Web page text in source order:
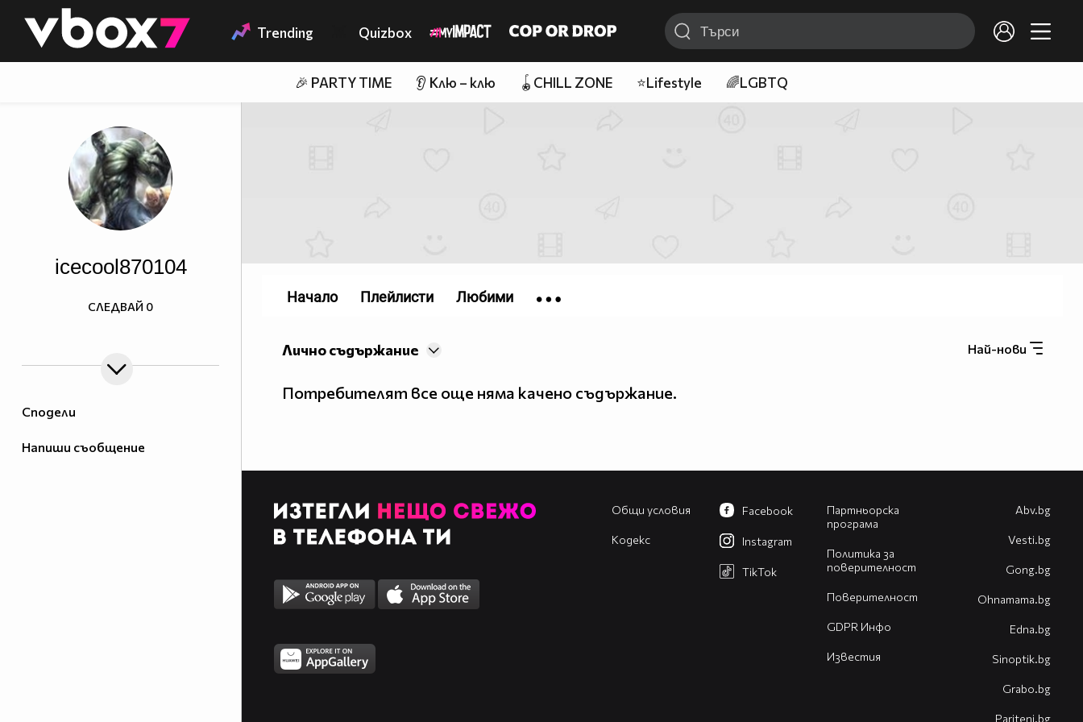
👾 Trending Quizbox
🎉 PARTY TIME 👂 Клю – клю 🪀CHILL ZONE ⭐Lifestyle 🌈LGBTQ
Сподели
Напиши съобщение
icecool870104
СЛЕДВАЙ 0
Най-нови
Лично съдържание
Потребителят все още няма качено съдържание.
Начало Плейлисти Любими
Общи условия
Кодекс
Партньорска
програма
Политика за
поверителност
Поверителност
GDPR Инфо
Известия
Facebook
Instagram
TikTok
Abv.bg
Vesti.bg
Gong.bg
Оhnamama.bg
Edna.bg
Sinoptik.bg
Grabo.bg
Pariteni.bg